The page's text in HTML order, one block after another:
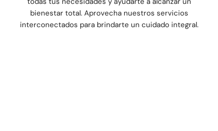
bienestar total. Aprovecha nuestros servicios
interconectados para brindarte un cuidado integral.